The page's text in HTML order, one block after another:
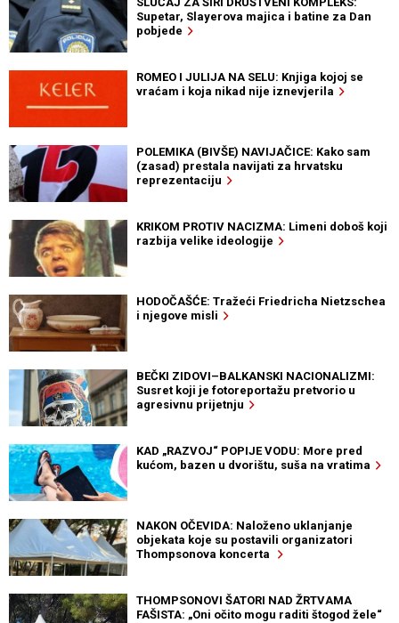
Supetar, Slayerova majica i batine za Dan
pobjede
ROMEO I JULIJA NA SELU: Knjiga kojoj se
vraćam i koja nikad nije iznevjerila
POLEMIKA (BIVŠE) NAVIJAČICE: Kako sam
(zasad) prestala navijati za hrvatsku
reprezentaciju
KRIKOM PROTIV NACIZMA: Limeni doboš koji
razbija velike ideologije
HODOČAŠĆE: Tražeći Friedricha Nietzschea
i njegove misli
BEČKI ZIDOVI–BALKANSKI NACIONALIZMI:
Susret koji je fotoreportažu pretvorio u
agresivnu prijetnju
KAD „RAZVOJ“ POPIJE VODU: More pred
kućom, bazen u dvorištu, suša na vratima
NAKON OČEVIDA: Naloženo uklanjanje
objekata koje su postavili organizatori
Thompsonova koncerta
THOMPSONOVI ŠATORI NAD ŽRTVAMA
FAŠISTA: „Oni očito mogu raditi štogod žele“